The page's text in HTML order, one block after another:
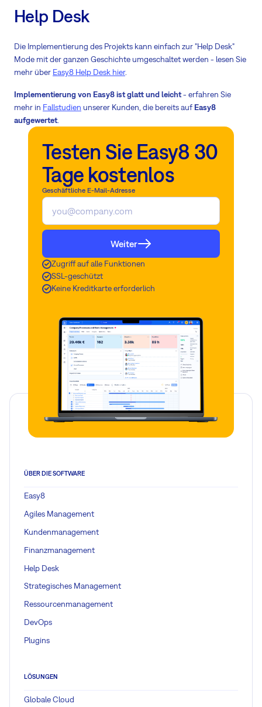
Help Desk
Die Implementierung des Projekts kann einfach zur "Help Desk"
Mode mit der ganzen Geschichte umgeschaltet werden - lesen Sie
mehr über Easy8 Help Desk hier.
Implementierung von Easy8 ist glatt und leicht- erfahren Sie
mehr in Fallstudien unserer Kunden, die bereits auf Easy8
aufgewertet.
Testen Sie Easy8 30
Tage kostenlos
Geschäftliche E-Mail-Adresse
Weiter
Zugriff auf alle Funktionen
SSL-geschützt
Keine Kreditkarte erforderlich
ÜBER DIE SOFTWARE
Easy8
Agiles Management
Kundenmanagement
Finanzmanagement
Help Desk
Strategisches Management
Ressourcenmanagement
DevOps
Plugins
LÖSUNGEN
Globale Cloud